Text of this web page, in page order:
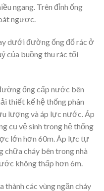
ngang. Trên đỉnh ống
ngược.
dưới đường ống đổ rác ở
của buồng thu rác tối
ống cấp nước bên
thiết kế hệ thống phân
lượng và áp lực nước. Áp
cụ vệ sinh trong hệ thống
lớn hơn 60m. Áp lực tự
chữa cháy bên trong nhà
không thấp hơn 6m.
thành các vùng ngăn cháy